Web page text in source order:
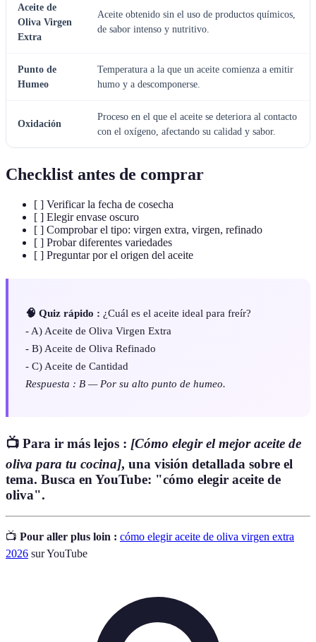
Aceite de
Oliva Virgen
Extra
Aceite obtenido sin el uso de productos químicos,
de sabor intenso y nutritivo.
Punto de
Humeo
Temperatura a la que un aceite comienza a emitir
humo y a descomponerse.
Oxidación
Proceso en el que el aceite se deteriora al contacto
con el oxígeno, afectando su calidad y sabor.
Checklist antes de comprar
[ ] Verificar la fecha de cosecha
[ ] Elegir envase oscuro
[ ] Comprobar el tipo: virgen extra, virgen, refinado
[ ] Probar diferentes variedades
[ ] Preguntar por el origen del aceite
🧠 Quiz rápido : ¿Cuál es el aceite ideal para freír?
- A) Aceite de Oliva Virgen Extra
- B) Aceite de Oliva Refinado
- C) Aceite de Cantidad
Respuesta : B — Por su alto punto de humeo.
📺 Para ir más lejos : [Cómo elegir el mejor aceite de
oliva para tu cocina], una visión detallada sobre el
tema. Busca en YouTube: "cómo elegir aceite de
oliva".
📺 Pour aller plus loin : cómo elegir aceite de oliva virgen extra
2026 sur YouTube